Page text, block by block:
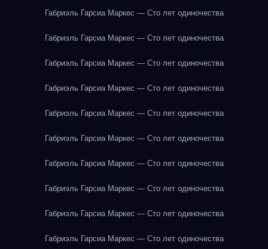
Габриэль Гарсиа Маркес — Сто лет одиночества
Габриэль Гарсиа Маркес — Сто лет одиночества
Габриэль Гарсиа Маркес — Сто лет одиночества
Габриэль Гарсиа Маркес — Сто лет одиночества
Габриэль Гарсиа Маркес — Сто лет одиночества
Габриэль Гарсиа Маркес — Сто лет одиночества
Габриэль Гарсиа Маркес — Сто лет одиночества
Габриэль Гарсиа Маркес — Сто лет одиночества
Габриэль Гарсиа Маркес — Сто лет одиночества
Габриэль Гарсиа Маркес — Сто лет одиночества